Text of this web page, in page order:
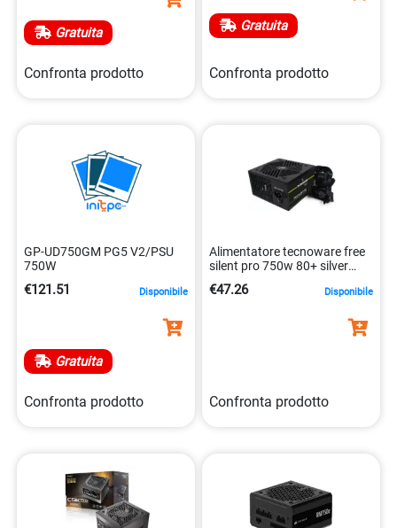
Gratuita
Confronta prodotto
Gratuita
Confronta prodotto
GP-UD750GM PG5 V2/PSU
750W
€121.51 Disponibile
Gratuita
Confronta prodotto
Alimentatore tecnoware free
silent pro 750w 80+ silver
€47.26 Disponibile
Confronta prodotto